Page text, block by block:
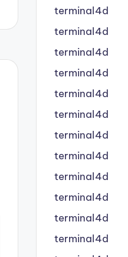
terminal4d
terminal4d
terminal4d
terminal4d
terminal4d
terminal4d
terminal4d
terminal4d
terminal4d
terminal4d
terminal4d
terminal4d